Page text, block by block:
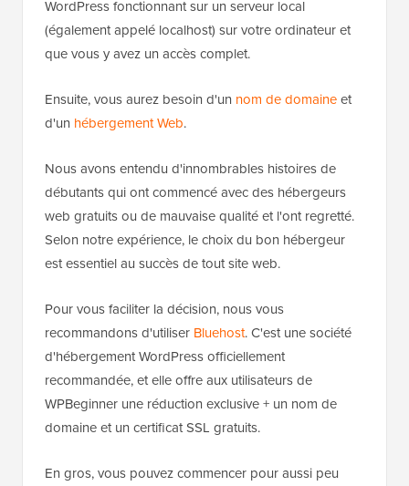
WordPress fonctionnant sur un serveur local
(également appelé localhost) sur votre ordinateur et
que vous y avez un accès complet.
Ensuite, vous aurez besoin d'un nom de domaineet
d'un hébergement Web.
Nous avons entendu d'innombrables histoires de
débutants qui ont commencé avec des hébergeurs
web gratuits ou de mauvaise qualité et l'ont regretté.
Selon notre expérience, le choix du bon hébergeur
est essentiel au succès de tout site web.
Pour vous faciliter la décision, nous vous
recommandons d'utiliser Bluehost. C'est une société
d'hébergement WordPress officiellement
recommandée, et elle offre aux utilisateurs de
WPBeginner une réduction exclusive + un nom de
domaine et un certificat SSL gratuits.
En gros, vous pouvez commencer pour aussi peu